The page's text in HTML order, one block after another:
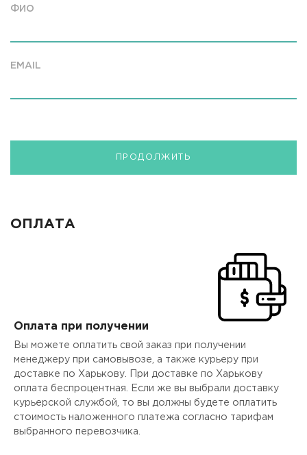
ФИО
EMAIL
ПРОДОЛЖИТЬ
ОПЛАТА
Оплата при получении
Вы можете оплатить свой заказ при получении
менеджеру при самовывозе, а также курьеру при
доставке по Харькову. При доставке по Харькову
оплата беспроцентная. Если же вы выбрали доставку
курьерской службой, то вы должны будете оплатить
стоимость наложенного платежа согласно тарифам
выбранного перевозчика.